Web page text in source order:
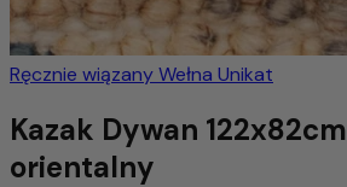
Ręcznie wiązanyWełna Unikat
Kazak Dywan
orientalny